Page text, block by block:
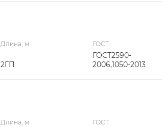
Длина, м
2ГП
ГОСТ
ГОСТ2590-
2006,1050-2013
Длина, м ГОСТ